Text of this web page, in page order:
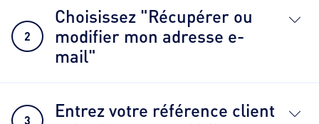
2
Choisissez "Récupérer ou
modifier mon adresse e-
mail"
3
Entrez votre référence client